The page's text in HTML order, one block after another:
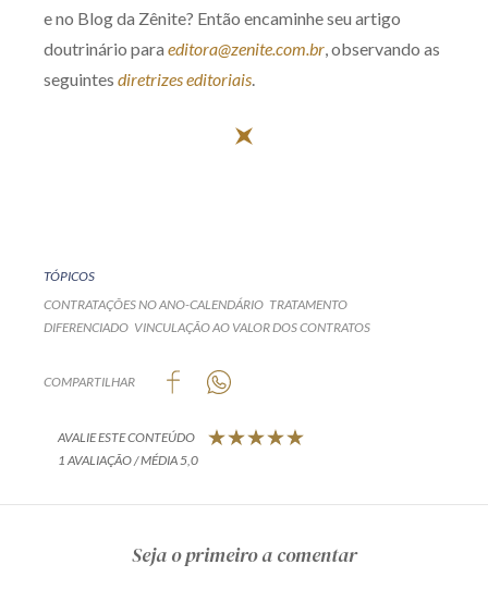
e no Blog da Zênite? Então encaminhe seu artigo
doutrinário para editora@zenite.com.br , observando as
seguintes diretrizes editoriais
TÓPICOS
CONTRATAÇÕES NO ANO-CALENDÁRIO TRATAMENTO
DIFERENCIADO VINCULAÇÃO AO VALOR DOS CONTRATOS
COMPARTILHAR
AVALIE ESTE CONTEÚDO
1 AVALIAÇÃO / MÉDIA 5,0
Seja o primeiro a comentar